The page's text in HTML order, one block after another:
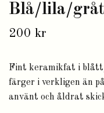
Blå/lila/
200 kr
Fint keramikfat i
färger i verkligen än
använt och åldrat